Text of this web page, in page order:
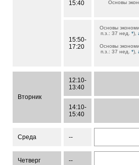
15:40
Основы
15:50-
17:20
Основы
п.з.: 37 нед.*),
Основы
п.з.: 37 нед.*),
Вторник
12:10-
13:40
14:10-
15:40
Среда --
Четверг --